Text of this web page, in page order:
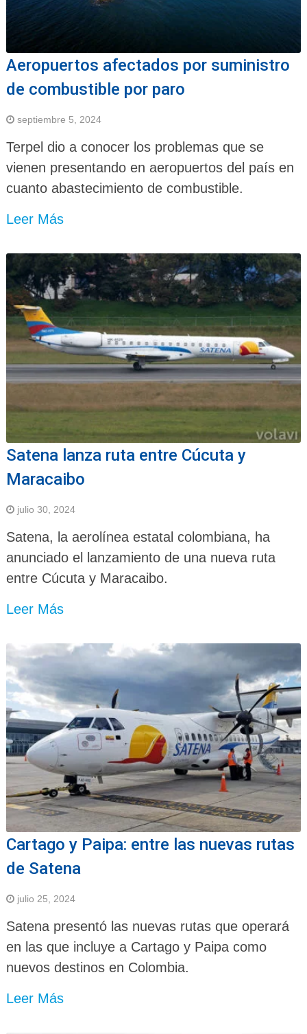
Aeropuertos afectados por suministro
de combustible por paro
septiembre 5, 2024
Terpel dio a conocer los problemas que se
vienen presentando en aeropuertos del país en
cuanto abastecimiento de combustible.
Leer Más
Satena lanza ruta entre Cúcuta y
Maracaibo
julio 30, 2024
Satena, la aerolínea estatal colombiana, ha
anunciado el lanzamiento de una nueva ruta
entre Cúcuta y Maracaibo.
Leer Más
Cartago y Paipa: entre las nuevas rutas
de Satena
julio 25, 2024
Satena presentó las nuevas rutas que operará
en las que incluye a Cartago y Paipa como
nuevos destinos en Colombia.
Leer Más